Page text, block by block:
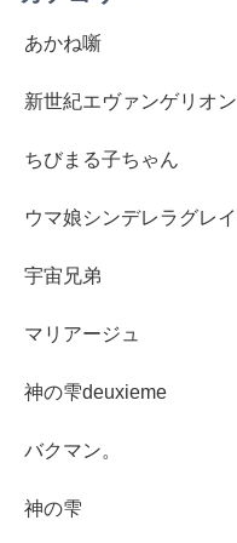
あかね噺
新世紀エヴァンゲリオン
ちびまる子ちゃん
ウマ娘シンデレラグレイ
宇宙兄弟
マリアージュ
神の雫deuxieme
バクマン。
神の雫